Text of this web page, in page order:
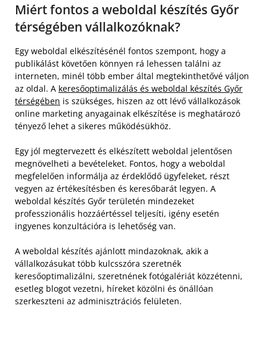
Miért fontos a weboldal készítés Győr
térségében vállalkozóknak?
Egy weboldal elkészítésénél fontos szempont, hogy a
publikálást követően könnyen rá lehessen találni az
interneten, minél több ember által megtekinthetővé váljon
az oldal. A keresőoptimalizálás és weboldal készítés Győr
térségében is szükséges, hiszen az ott lévő vállalkozások
online marketing anyagainak elkészítése is meghatározó
tényező lehet a sikeres működésükhöz.
Egy jól megtervezett és elkészített weboldal jelentősen
megnövelheti a bevételeket. Fontos, hogy a weboldal
megfelelően informálja az érdeklődő ügyfeleket, részt
vegyen az értékesítésben és keresőbarát legyen. A
weboldal készítés Győr területén mindezeket
professzionális hozzáértéssel teljesíti, igény esetén
ingyenes konzultációra is lehetőség van.
A weboldal készítés ajánlott mindazoknak, akik a
vállalkozásukat több kulcsszóra szeretnék
keresőoptimalizálni, szeretnének fotógalériát közzétenni,
esetleg blogot vezetni, híreket közölni és önállóan
szerkeszteni az adminisztrációs felületen.